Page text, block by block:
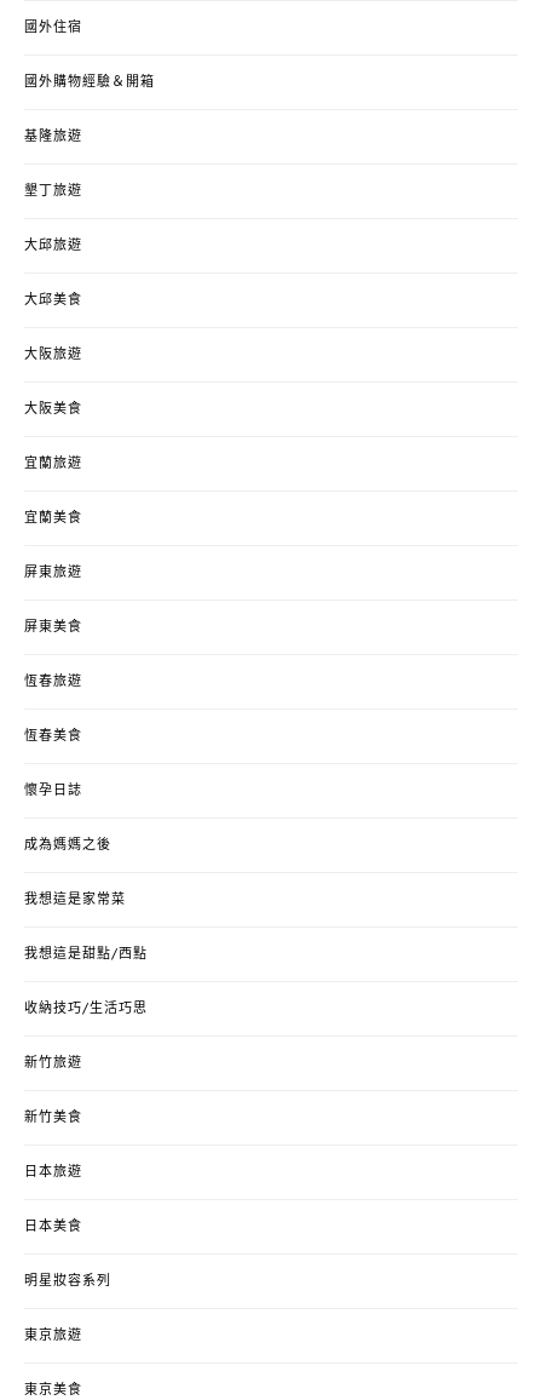
國外住宿
國外購物經驗＆開箱
基隆旅遊
墾丁旅遊
大邱旅遊
大邱美食
大阪旅遊
大阪美食
宜蘭旅遊
宜蘭美食
屏東旅遊
屏東美食
恆春旅遊
恆春美食
懷孕日誌
成為媽媽之後
我想這是家常菜
我想這是甜點/西點
收納技巧/生活巧思
新竹旅遊
新竹美食
日本旅遊
日本美食
明星妝容系列
東京旅遊
東京美食